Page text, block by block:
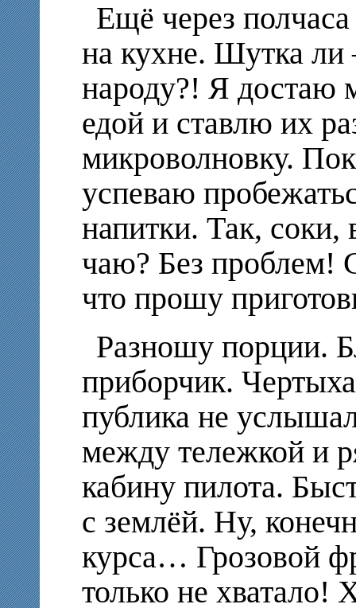
Ещё через
на кухне. Шутка ли
народу?! Я достаю
едой и ставлю их
микроволновку.
успеваю
напитки. Так, соки,
чаю? Без проблем!
что прошу
Разношу порции.
приборчик.
публика не
между тележкой и
кабину пилота.
с землёй. Ну,
курса… Грозовой
только не хватало!